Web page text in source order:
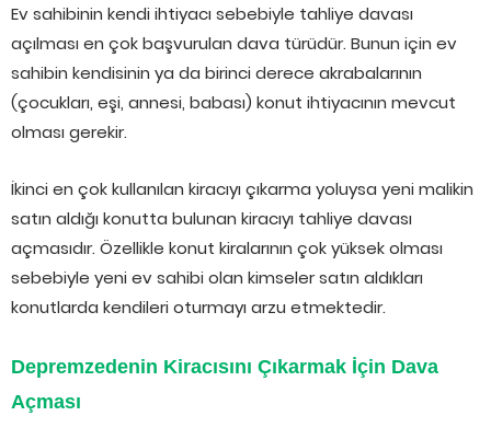
Ev sahibinin kendi ihtiyacı sebebiyle tahliye davası
açılması en çok başvurulan dava türüdür. Bunun için ev
sahibin kendisinin ya da birinci derece akrabalarının
(çocukları, eşi, annesi, babası) konut ihtiyacının mevcut
olması gerekir.
İkinci en çok kullanılan kiracıyı çıkarma yoluysa yeni malikin
satın aldığı konutta bulunan kiracıyı tahliye davası
açmasıdır. Özellikle konut kiralarının çok yüksek olması
sebebiyle yeni ev sahibi olan kimseler satın aldıkları
konutlarda kendileri oturmayı arzu etmektedir.
Depremzedenin Kiracısını Çıkarmak İçin Dava
Açması